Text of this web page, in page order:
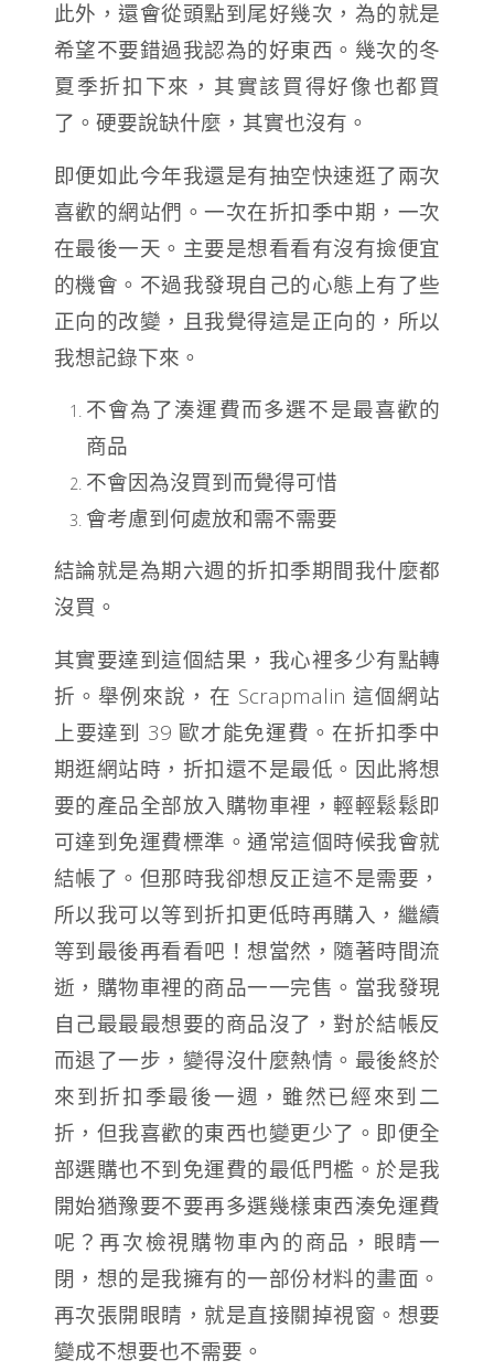
此外，還會從頭點到尾好幾次，為的就是
希望不要錯過我認為的好東西。幾次的冬
夏季折扣下來，其實該買得好像也都買
了。硬要說缺什麼，其實也沒有。
即便如此今年我還是有抽空快速逛了兩次
喜歡的網站們。一次在折扣季中期，一次
在最後一天。主要是想看看有沒有撿便宜
的機會。不過我發現自己的心態上有了些
正向的改變，且我覺得這是正向的，所以
我想記錄下來。
不會為了湊運費而多選不是最喜歡的
商品
不會因為沒買到而覺得可惜
會考慮到何處放和需不需要
結論就是為期六週的折扣季期間我什麼都
沒買。
其實要達到這個結果，我心裡多少有點轉
折。舉例來說，在 Scrapmalin 這個網站
上要達到 39 歐才能免運費。在折扣季中
期逛網站時，折扣還不是最低。因此將想
要的產品全部放入購物車裡，輕輕鬆鬆即
可達到免運費標準。通常這個時候我會就
結帳了。但那時我卻想反正這不是需要，
所以我可以等到折扣更低時再購入，繼續
等到最後再看看吧！想當然，隨著時間流
逝，購物車裡的商品一一完售。當我發現
自己最最最想要的商品沒了，對於結帳反
而退了一步，變得沒什麼熱情。最後終於
來到折扣季最後一週，雖然已經來到二
折，但我喜歡的東西也變更少了。即便全
部選購也不到免運費的最低門檻。於是我
開始猶豫要不要再多選幾樣東西湊免運費
呢？再次檢視購物車內的商品，眼睛一
閉，想的是我擁有的一部份材料的畫面。
再次張開眼睛，就是直接關掉視窗。想要
變成不想要也不需要。